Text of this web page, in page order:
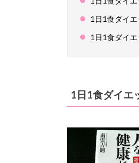
1日1食ダイ
1日1食ダイ
1日1食ダイエ